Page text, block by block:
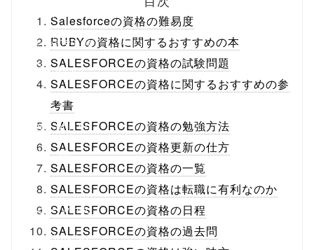
content/themes
/tapbiz_theme/
parts/sns-
buttons.php on
line10
/1020786"
onclick="windo
w.open(this.hre
Salesforceの資格の難易度
RUBYの資格に関するおすすめの本
SALESFORCEの資格の試験問題
SALESFORCEの資格に関するおすすめの参
考書
SALESFORCEの資格の勉強方法
SALESFORCEの資格更新の仕方
SALESFORCEの資格の一覧
SALESFORCEの資格は転職に有利なのか
SALESFORCEの資格の日程
SALESFORCEの資格の過去問